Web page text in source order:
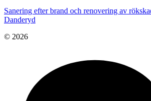
Sanering efter brand och renovering av
Danderyd
© 2026